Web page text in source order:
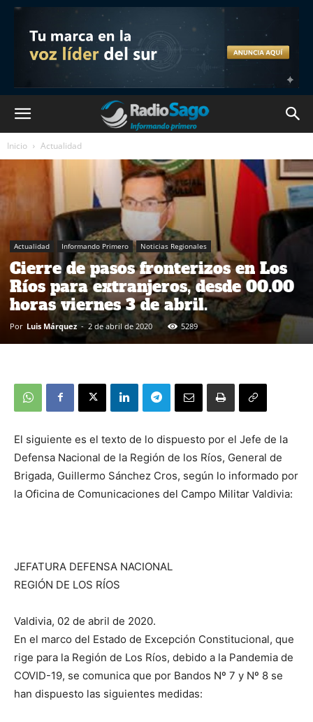
Inicio Actualidad
Actualidad Informando Primero Noticias Regionales
Cierre de pasos fronterizos en Los
Ríos para extranjeros, desde 00.00
horas viernes 3 de abril.
Por Luis Márquez - 2 de abril de 2020 5289
El siguiente es el texto de lo dispuesto por el Jefe de la
Defensa Nacional de la Región de los Ríos, General de
Brigada, Guillermo Sánchez Cros, según lo informado por
la Oficina de Comunicaciones del Campo Militar Valdivia:
JEFATURA DEFENSA NACIONAL
REGIÓN DE LOS RÍOS
Valdivia, 02 de abril de 2020.
En el marco del Estado de Excepción Constitucional, que
rige para la Región de Los Ríos, debido a la Pandemia de
COVID-19, se comunica que por Bandos Nº 7 y Nº 8 se
han dispuesto las siguientes medidas: